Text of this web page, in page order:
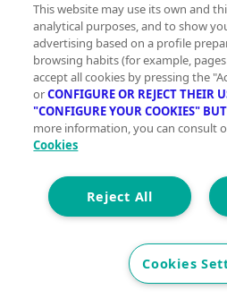
This website may use its own and
analytical purposes, and to show
advertising based on a profile
browsing habits (for example,
accept all cookies by pressing the
orCONFIGURE OR REJECT THEIR
"CONFIGURE YOUR COOKIES"
more information, you can consult
Cookies
Reject All
Cookies